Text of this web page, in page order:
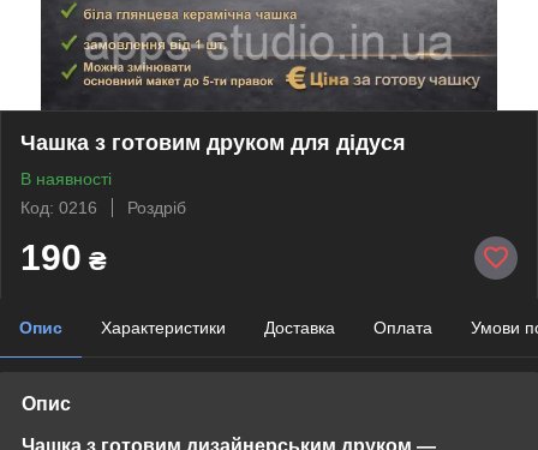
Чашка з готовим друком для дідуся
В наявності
Код: 0216
Роздріб
190 ₴
Опис Характеристики Доставка Оплата Умови
Опис
Чашка з готовим дизайнерським друком —